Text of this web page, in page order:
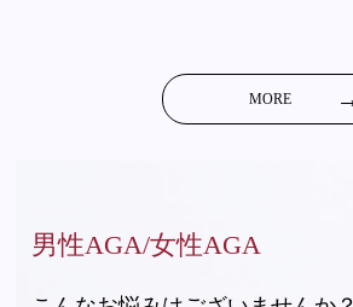
MORE
男性AGA/女性AGA